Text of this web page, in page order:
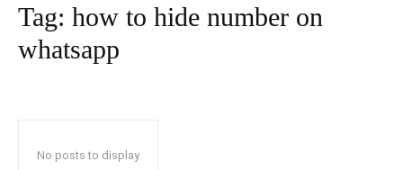
Tag: how to hide number on
whatsapp
No posts to display